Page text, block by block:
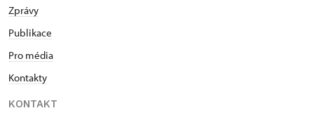
Zprávy
Publikace
Pro média
Kontakty
KONTAKT